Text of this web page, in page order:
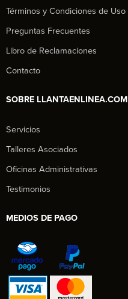
Términos y Condiciones de Uso
Preguntas Frecuentes
Libro de Reclamaciones
Contacto
SOBRE LLANTAENLINEA.COM
Servicios
Talleres Asociados
Oficinas Administrativas
Testimonios
MEDIOS DE PAGO